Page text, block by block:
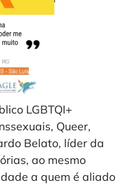
LGBTQI+
Queer,
Belato, líder da
ao mesmo
a quem é aliado